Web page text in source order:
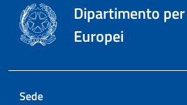
Dipartimento
Europei
Sede